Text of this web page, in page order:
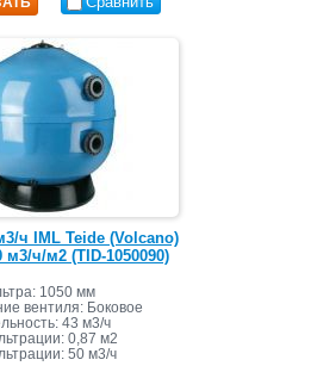
ч IML Teide (Volcano)
м3/ч/м2 (TID-1050090)
1050 мм
вентиля: Боковое
43 м3/ч
0,87 м2
50 м3/ч